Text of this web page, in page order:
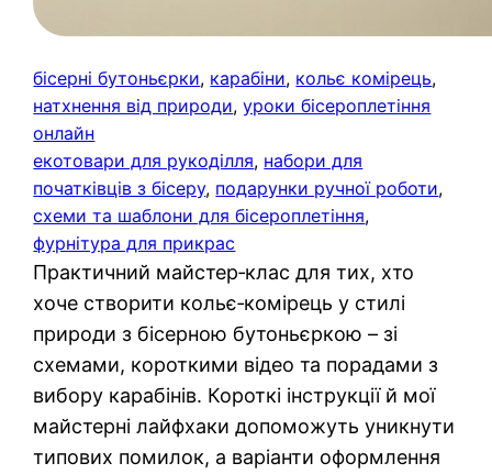
бісерні бутоньєрки, карабіни, кольє комірець
натхнення від природи, уроки бісероплетіння
онлайн
екотовари для рукоділля, набори для
початківців з бісеру, подарунки ручної роботи
схеми та шаблони для бісероплетіння
фурнітура для прикрас
Практичний майстер‑клас для тих, хто
хоче створити кольє‑комірець у стилі
природи з бісерною бутоньєркою – зі
схемами, короткими відео та порадами з
вибору карабінів. Короткі інструкції й мої
майстерні лайфхаки допоможуть уникнути
типових помилок, а варіанти оформлення